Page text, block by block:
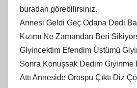
buradan görebilirsiniz.
Annesi Geldi Geç Odana Dedi
Kızımı Ne Zamandan Beri
Giyincektim Efendim Üstümü
Sonra Konuşsak Dedim
Attı Anneside Orospu Çıktı Diz